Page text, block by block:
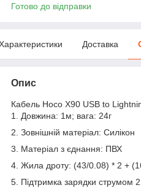
Готово до відправки
Доставка
Опис
Кабель Hoco X90 USB to
1. Довжина: 1м; вага: 24г
2. Зовнішній матеріал: Силікон
3. Матеріал з єднання: ПВХ
4. Жила дроту: (43/0.08) * 2 +
5. Підтримка зарядки струмом